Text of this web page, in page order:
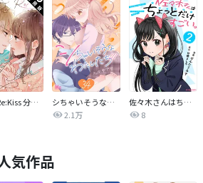
Re:Re:Re:Kiss 分冊版
シちゃいそうなわたしたち
2.1万
佐々木さんはちょっとだけすごい。
8
気作品